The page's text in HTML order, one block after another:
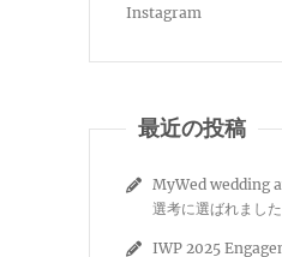
Instagram
最近の投稿
MyWed wedding
選考に選ばれました
IWP 2025